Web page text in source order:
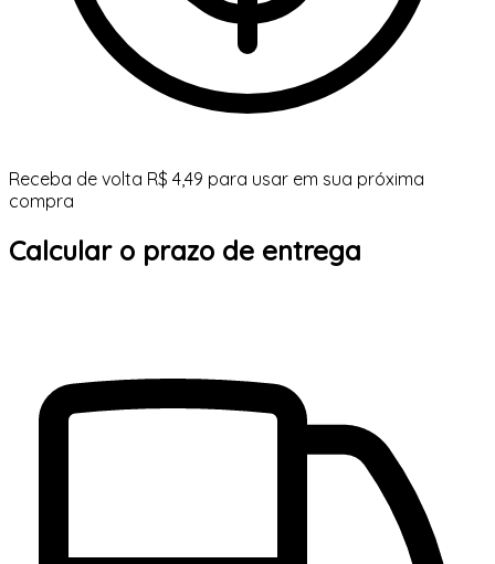
Receba de volta R$ 4,49 para usar em sua próxima
compra
Calcular o prazo de entrega